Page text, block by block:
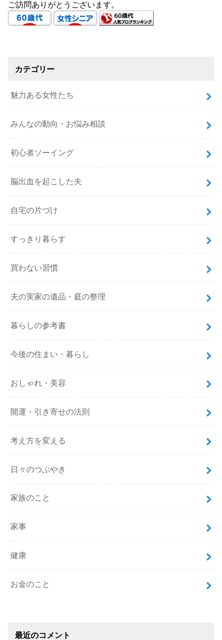
ご訪問ありがとうございます。
カテゴリー
魅力ある女性たち
みんなの動向・お悩み相談
初心者ソーイング
脳出血を起こした夫
自宅の片づけ
すっきり暮らす
買わない習慣
夫の実家の遺品・庭の整理
暮らしの参考書
今後の住まい・暮らし
おしゃれ・美容
開運・引き寄せの法則
考え方を変える
日々のつぶやき
家族のこと
家事
健康
お金のこと
最近のコメント